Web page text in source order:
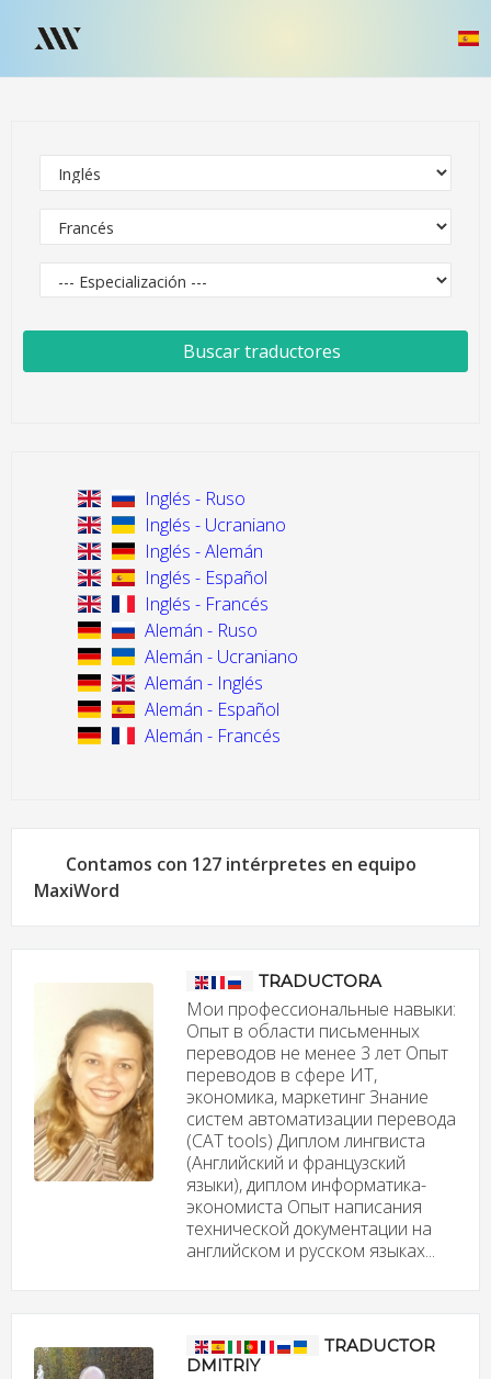
Buscar traductores
Inglés - Ruso
Inglés - Ucraniano
Inglés - Alemán
Inglés - Español
Inglés - Francés
Alemán - Ruso
Alemán - Ucraniano
Alemán - Inglés
Alemán - Español
Alemán - Francés
Contamos con 127 intérpretes en equipo
MaxiWord
TRADUCTORA
Мои профессиональные навыки:
Опыт в области письменных
переводов не менее 3 лет Опыт
переводов в сфере ИТ,
экономика, маркетинг Знание
систем автоматизации перевода
(CAT tools) Диплом лингвиста
(Английский и французский
языки), диплом информатика-
экономиста Опыт написания
технической документации на
английском и русском языках...
TRADUCTOR
DMITRIY